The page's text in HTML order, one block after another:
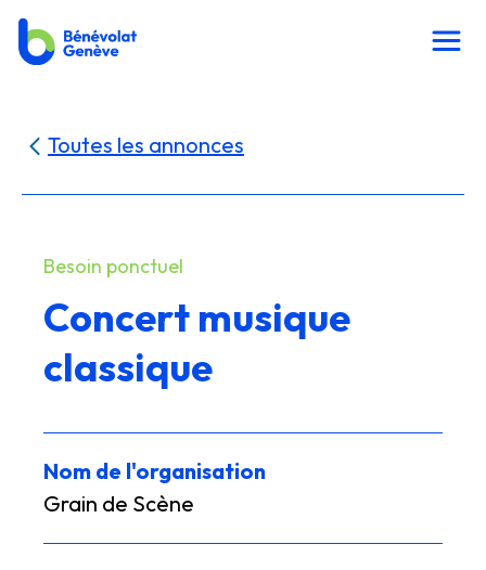
Toutes les annonces
Besoin ponctuel
Concert musique
classique
Nom de l'organisation
Grain de Scène